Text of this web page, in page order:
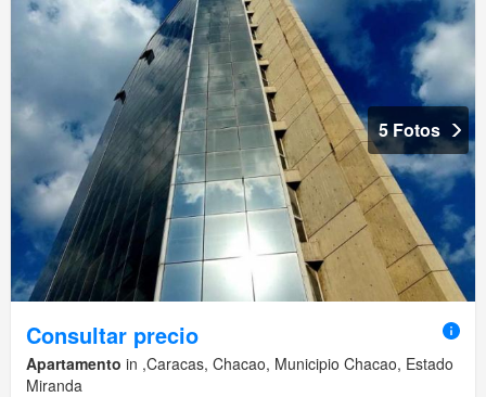
5 Fotos
Consultar precio
Apartamento in ,Caracas, Chacao, Municipio Chacao, Estado
Miranda